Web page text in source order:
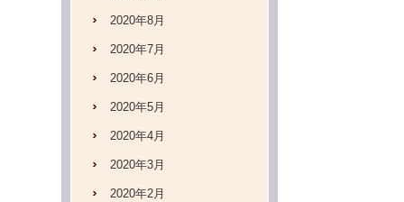
2020年8月
2020年7月
2020年6月
2020年5月
2020年4月
2020年3月
2020年2月